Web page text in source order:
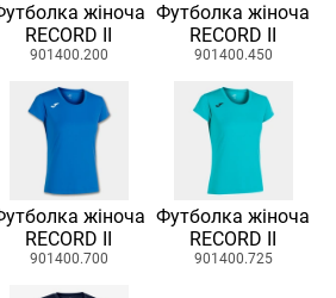
жіноча
RECORD II
901400.200
Футболка жіноча
RECORD II
901400.450
жіноча
RECORD II
901400.700
Футболка жіноча
RECORD II
901400.725